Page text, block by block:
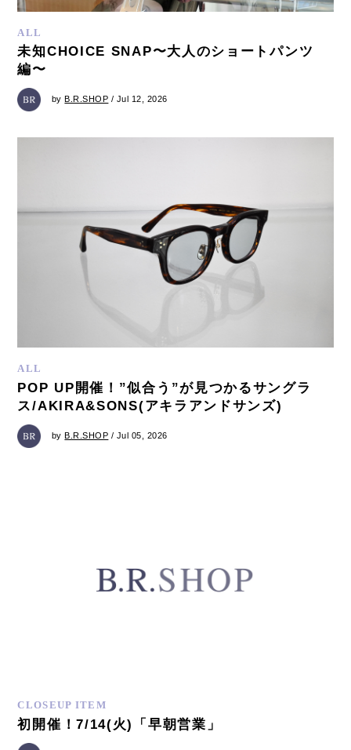
ALL
未知CHOICE SNAP〜大人のショートパンツ
編〜
byB.R.SHOP / Jul 12, 2026
ALL
POP UP開催！”似合う”が見つかるサングラ
ス/AKIRA&SONS(アキラアンドサンズ)
byB.R.SHOP / Jul 05, 2026
CLOSEUP ITEM
初開催！7/14(火)「早朝営業」